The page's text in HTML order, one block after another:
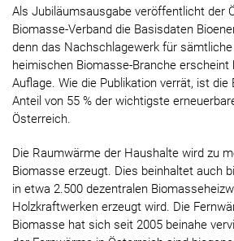
Als Jubiläumsausgabe veröffentlicht der
Biomasse-Verband die Basisdaten
denn das Nachschlagewerk für
heimischen Biomasse-Branche erscheint
Auflage. Wie die Publikation verrät, ist
Anteil von 55 % der wichtigste
Österreich.
Die Raumwärme der Haushalte wird zu
Biomasse erzeugt. Dies beinhaltet auch
in etwa 2.500 dezentralen
Holzkraftwerken erzeugt wird. Die
Biomasse hat sich seit 2005 beinahe